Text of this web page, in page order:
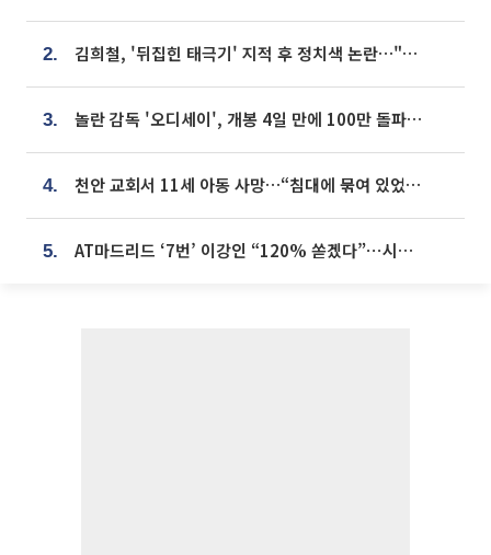
2. 김희철, '뒤집힌 태극기' 지적 후 정치색 논란…"좌우 떠나 우리나라 국기"
3. 놀란 감독 '오디세이', 개봉 4일 만에 100만 돌파⋯'왕사남' 보다 빠르다
4. 천안 교회서 11세 아동 사망…“침대에 묶여 있었다” 진술 확보
5. AT마드리드 ‘7번’ 이강인 “120% 쏟겠다”⋯시메오네 감독 “필요한 선수”